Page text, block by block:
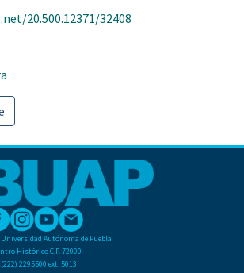
20.500.12371/32408
Autónoma de Puebla
Histórico C.P. 72000
2295500 ext. 5013